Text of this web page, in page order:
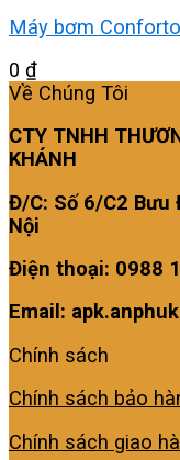
Máy bơm
0 ₫
Về Chúng Tôi
CTY TNHH
KHÁNH
Đ/C: Số 6/C2 Bưu
Nội
Điện thoại: 0988
Email:
Chính sách
Chính sách bảo
Chính sách giao